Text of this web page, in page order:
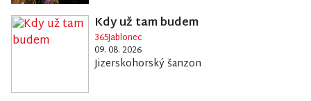
Kdy už tam budem
365Jablonec
09. 08. 2026
Jizerskohorský šanzon